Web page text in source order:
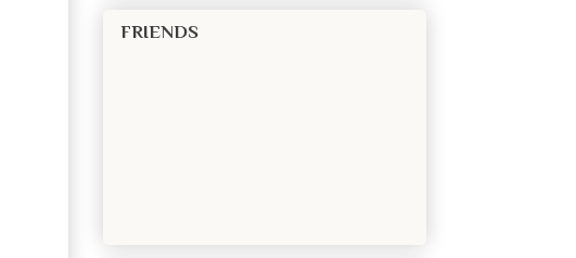
FRIENDS